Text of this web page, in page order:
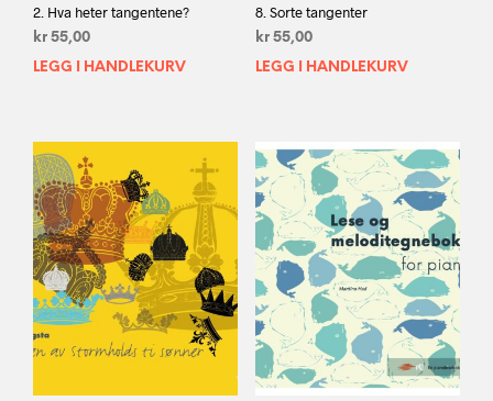
2. Hva heter tangentene?
kr 55,00
LEGG I HANDLEKURV
8. Sorte tangenter
kr55,00
LEGG I HANDLEKURV